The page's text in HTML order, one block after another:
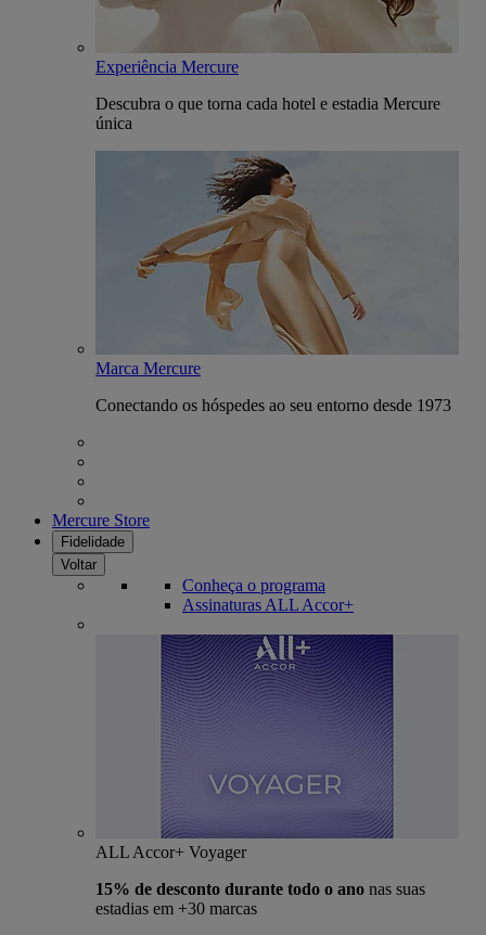
Experiência Mercure
Descubra o que torna cada hotel e estadia Mercure
única
Marca Mercure
Conectando os hóspedes ao seu entorno desde 1973
Mercure Store
Fidelidade
Voltar
Conheça o programa
Assinaturas ALL Accor+
ALL Accor+ Voyager
15% de desconto durante todo o ano nas suas
estadias em +30 marcas